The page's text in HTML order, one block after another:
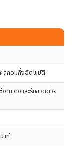
ะลูกอมกึ่งอัตโนมัติ
านวางและรับขวดด้วย
าที